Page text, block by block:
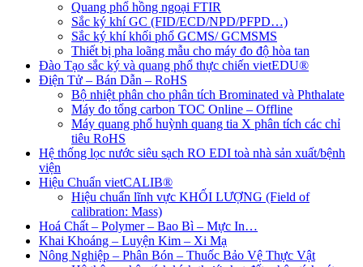
Quang phổ hồng ngoại FTIR
Sắc ký khí GC (FID/ECD/NPD/PFPD…)
Sắc ký khí khối phổ GCMS/ GCMSMS
Thiết bị pha loãng mẫu cho máy đo độ hòa tan
Đào Tạo sắc ký và quang phổ thực chiến vietEDU®
Điện Tử – Bán Dẫn – RoHS
Bộ nhiệt phân cho phân tích Brominated và Phthalate
Máy đo tổng carbon TOC Online – Offline
Máy quang phổ huỳnh quang tia X phân tích các chỉ
tiêu RoHS
Hệ thống lọc nước siêu sạch RO EDI​​ toà nhà sản xuất/bệnh
viện
Hiệu Chuẩn vietCALIB®
Hiệu chuẩn lĩnh vực KHỐI LƯỢNG (Field of
calibration: Mass)
Hoá Chất – Polymer – Bao Bì – Mực In…
Khai Khoáng – Luyện Kim – Xi Mạ
Nông Nghiệp – Phân Bón – Thuốc Bảo Vệ Thực Vật